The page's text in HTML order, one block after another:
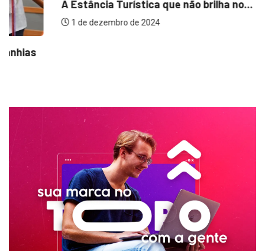
A Estância Turística que não brilha no...
1 de dezembro de 2024